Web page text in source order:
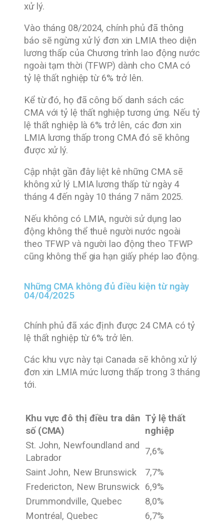
xử lý.
Vào tháng 08/2024, chính phủ đã thông
báo sẽ ngừng xử lý đơn xin LMIA theo diện
lương thấp của Chương trình lao động nước
ngoài tạm thời (TFWP) dành cho CMA có
tỷ lệ thất nghiệp từ 6% trở lên.
Kể từ đó, họ đã công bố danh sách các
CMA với tỷ lệ thất nghiệp tương ứng. Nếu tỷ
lệ thất nghiệp là 6% trở lên, các đơn xin
LMIAlương thấp trong CMA đó sẽ không
được xử lý.
Cập nhật gần đây liệt kê những CMA sẽ
không xử lý LMIA lương thấp từ ngày 4
tháng 4 đến ngày 10 tháng 7 năm 2025.
Nếu không có LMIA, người sử dụng lao
động không thể thuê người nước ngoài
theo TFWP và người lao động theo TFWP
cũng không thể gia hạn giấy phép lao động.
Những CMA không đủ điều kiện từ ngày
04/04/2025
Chính phủ đã xác định được 24 CMA có tỷ
lệ thất nghiệp từ 6% trở lên.
Các khu vực này tại Canada sẽ không xử lý
đơn xin LMIA mức lương thấp trong 3 tháng
tới.
Khu vực đô thị điều tra dân
số (CMA)
Tỷ lệ thất
nghiệp
St. John, Newfoundland and
Labrador
7,6%
Saint John, New Brunswick
7,7%
Fredericton, New Brunswick 6,9%
Drummondville, Quebec
8,0%
Montréal, Quebec
6,7%